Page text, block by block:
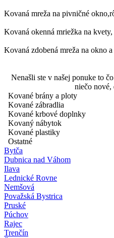
Kovaná mreža na pivničné
Kovaná okenná mriežka na
Kovaná zdobená mreža na okno a
Nenašli ste v našej ponuke to
niečo nové,
Kované brány a ploty
Kované zábradlia
Kované krbové doplnky
Kovaný nábytok
Kované plastiky
Ostatné
Bytča
Dubnica nad Váhom
Ilava
Lednické Rovne
Nemšová
Považská Bystrica
Pruské
Púchov
Rajec
Trenčín